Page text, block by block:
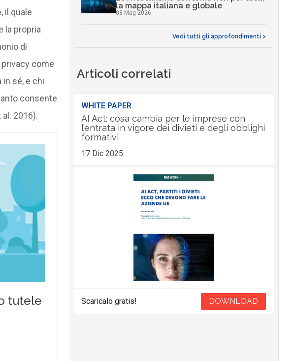
il quale
la propria
di
come
sé, e chi
consente
2016).
la mappa italiana e globale
08 Mag 2026
Vedi tutti gli approfondimenti >
Articoli correlati
WHITE PAPER
AI Act: cosa cambia per le imprese con
l’entrata in vigore dei divieti e degli obblighi
formativi
17 Dic 2025
Scaricalo gratis! DOWNLOAD